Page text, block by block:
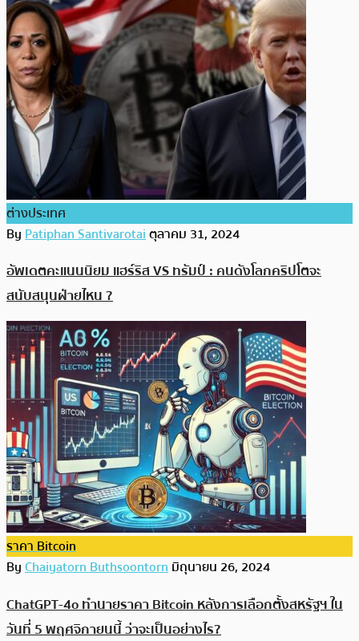
ต่างประเทศ
ByPatiphan Santivarotaiตุลาคม 31, 2024
อัพเดตคะแนนนิยม แฮร์ริส VS ทรัมป์ : คนดังโลกคริปโตจะ
สนับสนุนฝ่ายไหน ?
ราคา Bitcoin
ByChaiyatorn Buthsoontornมิถุนายน 26, 2024
ChatGPT-4o ทำนายราคา Bitcoin หลังการเลือกตั้งสหรัฐฯ ใน
วันที่ 5 พฤศจิกายนนี้ ว่าจะเป็นอย่างไร?